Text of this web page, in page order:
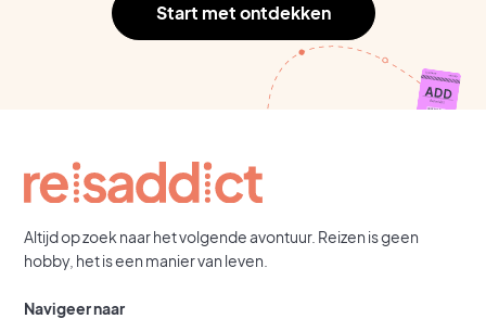
Start met ontdekken
Altijd op zoek naar het volgende avontuur. Reizen is geen
hobby, het is een manier van leven.
Navigeer naar